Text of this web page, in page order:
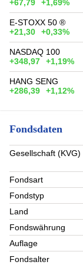
+67,79
+1,69%
E-STOXX 50 ®
+21,30
+0,33%
NASDAQ 100
+348,97
+1,19%
HANG SENG
+286,39
+1,12%
Fondsdaten
Gesellschaft (KVG)
Fondsart
Fondstyp
Land
Fondswährung
Auflage
Fondsalter